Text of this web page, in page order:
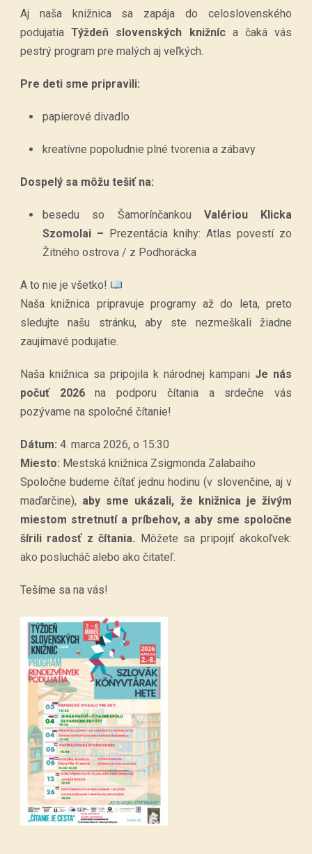
Aj naša knižnica sa zapája do celoslovenského
podujatiaTýždeň slovenských knižníca čaká vás
pestrý program pre malých aj veľkých.
Pre deti sme pripravili:
papierové divadlo
kreatívne popoludnie plné tvorenia a zábavy
Dospelý sa môžu tešiť na:
besedu so Šamorínčankou Valériou Klicka
Szomolai – Prezentácia knihy: Atlas povestí zo
Žitného ostrova / z Podhorácka
A to nie je všetko!
Naša knižnica pripravuje programy až do leta, preto
sledujte našu stránku, aby ste nezmeškali žiadne
zaujímavé podujatie.
Naša knižnica sa pripojila k národnej kampani Je nás
počuť 2026na podporu čítania a srdečne vás
pozývame na spoločné čítanie!
Dátum: 4. marca 2026, o 15:30
Miesto: Mestská knižnica Zsigmonda Zalabaiho
Spoločne budeme čítať jednu hodinu (v slovenčine, aj v
maďarčine), aby sme ukázali, že knižnica je živým
miestom stretnutí a príbehov, a aby sme spoločne
šírili radosť z čítania. Môžete sa pripojiť akokoľvek:
ako poslucháč alebo ako čitateľ.
Tešíme sa na vás!